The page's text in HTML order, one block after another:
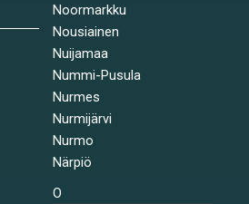
Noormarkku
Nousiainen
Nuijamaa
Nummi-Pusula
Nurmes
Nurmijärvi
Nurmo
Närpiö
O